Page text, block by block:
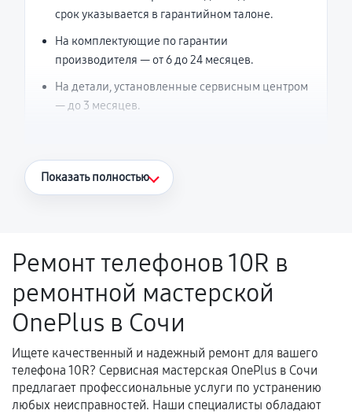
срок указывается в гарантийном талоне.
На комплектующие по гарантии
производителя — от 6 до 24 месяцев.
На детали, установленные сервисным центром
— до 3 месяцев.
Что считается гарантийным случаем
Поломка установленной детали при
нормальной эксплуатации в течение
гарантийного срока.
Несоответствие комплектующей заявленным
техническим характеристикам.
Показать полностью
Ремонт телефонов 10R в
ремонтной мастерской
OnePlus в Сочи
Ищете качественный и надежный ремонт для вашего
телефона 10R? Сервисная мастерская OnePlus в Сочи
предлагает профессиональные услуги по устранению
любых неисправностей. Наши специалисты обладают